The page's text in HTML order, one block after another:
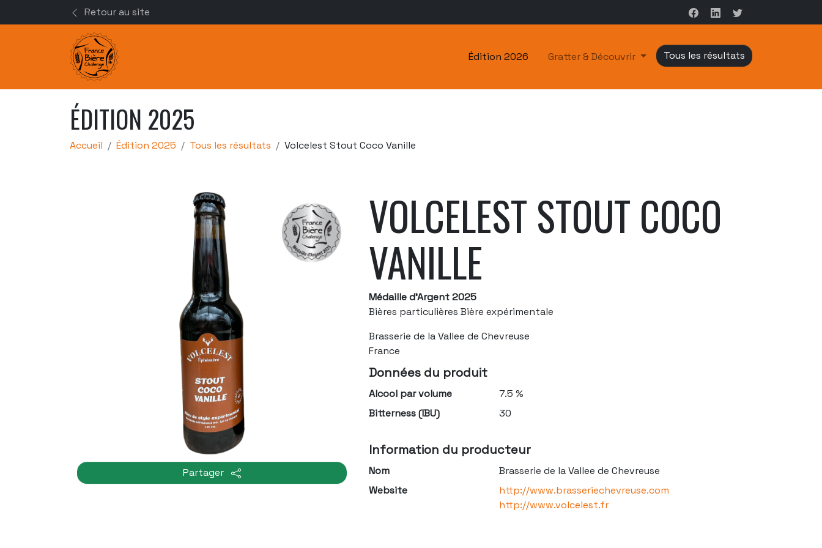
Retour au site
Édition 2026 Gratter & Découvrir Tous les résultats
ÉDITION 2025
Accueil Édition 2025 Tous les résultats Volcelest Stout Coco Vanille
Partager
VOLCELEST STOUT COCO
VANILLE
Médaille d'Argent 2025
Bières particulières Bière expérimentale
Brasserie de la Vallee de Chevreuse
France
Données du produit
Alcool par volume
7.5 %
Bitterness (IBU)
30
Information du producteur
Nom
Brasserie de la Vallee de Chevreuse
Website
http://www.brasseriechevreuse.com
http://www.volcelest.fr